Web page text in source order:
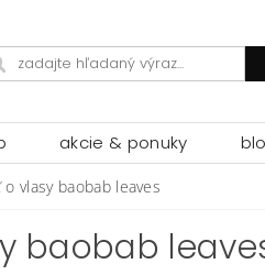
akcie & ponuky
vlasy baobab leaves
baobab